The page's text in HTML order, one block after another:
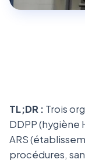
TL;DR : Trois
DDPP (hygiène
ARS
procédures,